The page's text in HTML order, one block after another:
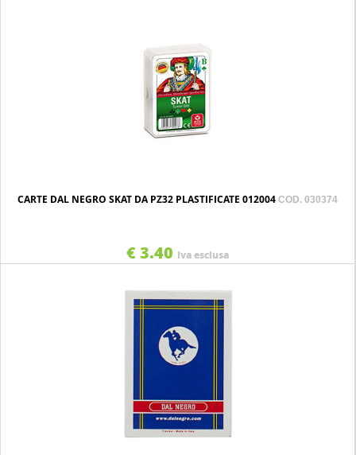
CARTE DAL NEGRO SKAT DA PZ32 PLASTIFICATE 012004 COD. 030374
€ 3.40 Iva esclusa